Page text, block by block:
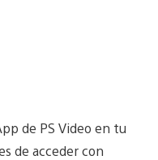
de PS Video en tu
de acceder con